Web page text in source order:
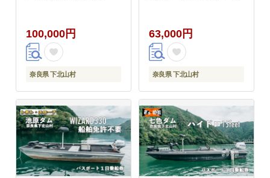
100,000円
奈良県 下北山村
63,000円
奈良県 下北山村